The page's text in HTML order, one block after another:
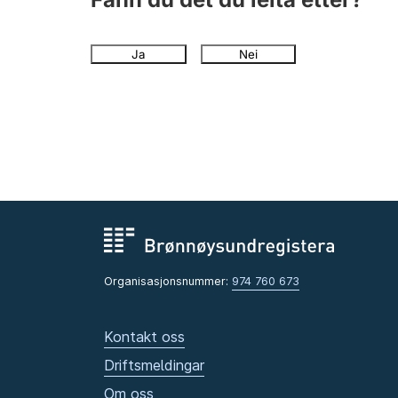
Ja Nei
Organisasjonsnummer: 974 760 673
Kontakt oss
Driftsmeldingar
Om oss